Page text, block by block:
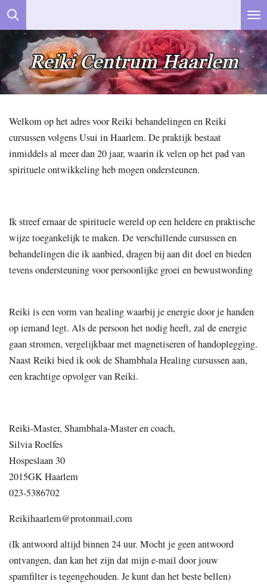
Ga
direct
de
hoofdinhoud
Welkom op het adres voor Reiki behandelingen en Reiki
cursussen volgens Usui in Haarlem. De praktijk bestaat
inmiddels al meer dan 20 jaar, waarin ik velen op het pad van
spirituele ontwikkeling heb mogen ondersteunen.
Ik streef ernaar de spirituele wereld op een heldere en praktische
wijze toegankelijk te maken. De verschillende cursussen en
behandelingen die ik aanbied, dragen bij aan dit doel en bieden
tevens ondersteuning voor persoonlijke groei en bewustwording
Reiki is een vorm van healing waarbij je energie door je handen
op iemand legt. Als de persoon het nodig heeft, zal de energie
gaan stromen, vergelijkbaar met magnetiseren of handoplegging.
Naast Reiki bied ik ook de Shambhala Healing cursussen aan,
een krachtige opvolger van Reiki.
Reiki-Master, Shambhala-Master en coach,
Silvia Roelfes
Hospeslaan 30
2015GK Haarlem
023-5386702
Reikihaarlem@protonmail.com
(Ik antwoord altijd binnen 24 uur. Mocht je geen antwoord
ontvangen, dan kan het zijn dat mijn e-mail door jouw
spamfilter is tegengehouden. Je kunt dan het beste bellen)